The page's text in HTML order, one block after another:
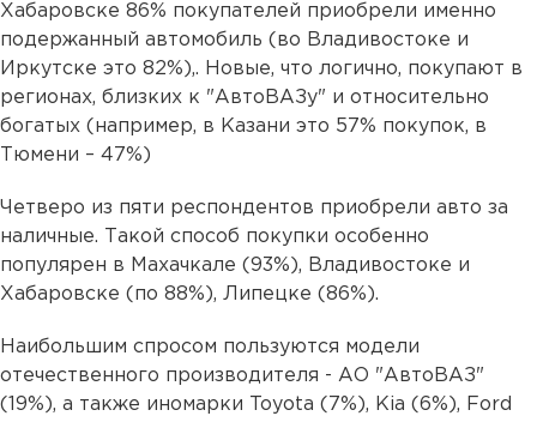
Хабаровске 86% покупателей приобрели именно
подержанный автомобиль (во Владивостоке и
Иркутске это 82%),. Новые, что логично, покупают в
регионах, близких к "АвтоВАЗу" и относительно
богатых (например, в Казани это 57% покупок, в
Тюмени – 47%)
Четверо из пяти респондентов приобрели авто за
наличные. Такой способ покупки особенно
популярен в Махачкале (93%), Владивостоке и
Хабаровске (по 88%), Липецке (86%).
Наибольшим спросом пользуются модели
отечественного производителя - АО "АвтоВАЗ"
(19%), а также иномарки Toyota (7%), Kia (6%), Ford